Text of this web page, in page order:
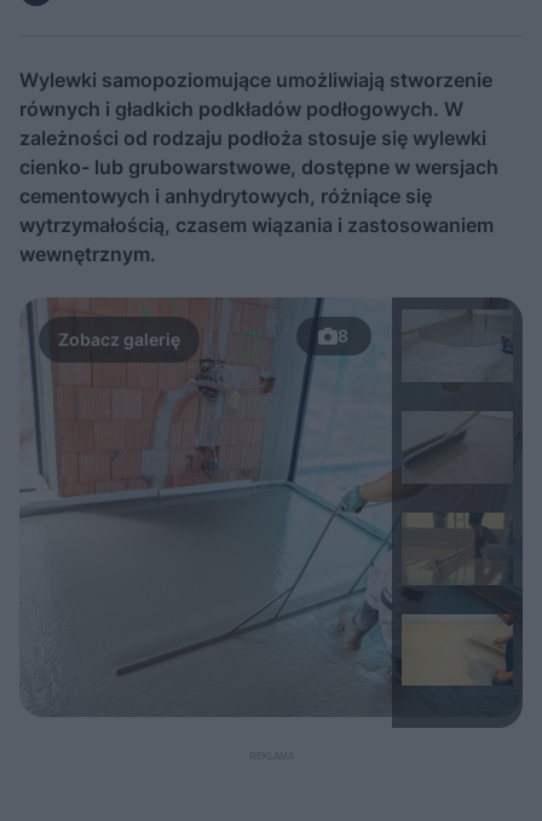
Wylewki samopoziomujące umożliwiają stworzenie
równych i gładkich podkładów podłogowych. W
zależności od rodzaju podłoża stosuje się wylewki
cienko- lub grubowarstwowe, dostępne w wersjach
cementowych i anhydrytowych, różniące się
wytrzymałością, czasem wiązania i zastosowaniem
wewnętrznym.
8